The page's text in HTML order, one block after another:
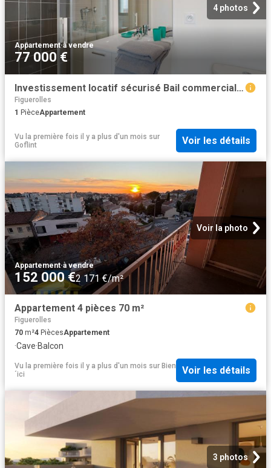
4 photos
Appartement·à vendre
77 000 €
Investissement locatif sécurisé Bail commercial Rentabil
Figuerolles
1 PièceAppartement
Vu la première fois il y a plus d'un mois sur
Goflint
Voir les détails
Voir la photo
Appartement·à vendre
152 000 €2 171 €/m²
Appartement 4 pièces 70 m²
Figuerolles
70 m²4 PiècesAppartement
·Cave·Balcon
Vu la première fois il y a plus d'un mois sur Bien
´ici
Voir les détails
3 photos